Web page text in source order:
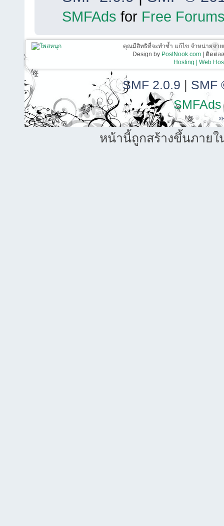
SMFAds for Free
คุณมีสิทธิที่จะทำซ้ำ แก้ไข จำหน่ายจ่า
Design by PostNook.com| ติดต่อส
Hosting | Web
SMF 2.0.9 | SMF
SMFAds
หน้านี้ถูกสร้างขึ้นภายใ